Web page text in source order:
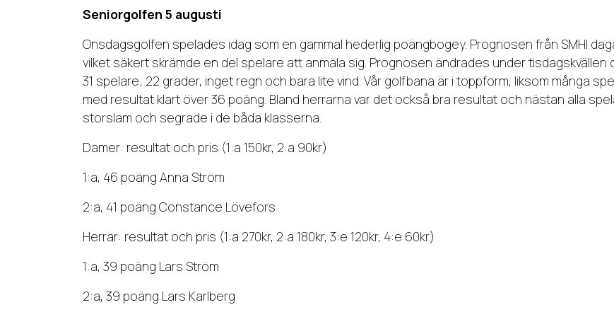
Seniorgolfen 5 augusti
Onsdagsgolfen spelades idag som en gammal hederlig poängbogey. Prognosen från SMHI
vilket säkert skrämde en del spelare att anmäla sig. Prognosen ändrades under
31 spelare; 22 grader, inget regn och bara lite vind. Vår golfbana är i toppform, liksom många
med resultat klart över 36 poäng. Bland herrarna var det också bra resultat och nästan alla
storslam och segrade i de båda klasserna.
Damer: resultat och pris (1:a 150kr, 2:a 90kr)
1:a, 46 poäng Anna Ström
2:a, 41 poäng Constance Lövefors
Herrar: resultat och pris (1:a 270kr, 2:a 180kr, 3:e 120kr, 4:e 60kr)
1:a, 39 poäng Lars Ström
2:a, 39 poäng Lars Karlberg